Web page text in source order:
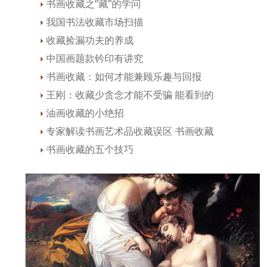
书画收藏之“藏”的学问
我国书法收藏市场扫描
收藏捡漏功夫的养成
中国画题款钤印有讲究
书画收藏：如何才能兼顾乐趣与回报
王刚：收藏少贪念才能不受骗 能看到的
油画收藏的小绝招
专家解读书画艺术品收藏误区 书画收藏
书画收藏的五个技巧